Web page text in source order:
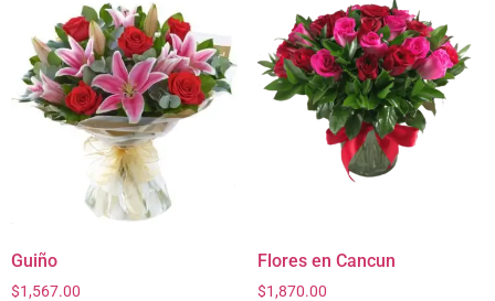
Guiño
$1,567.00
Flores en Cancun
$1,870.00